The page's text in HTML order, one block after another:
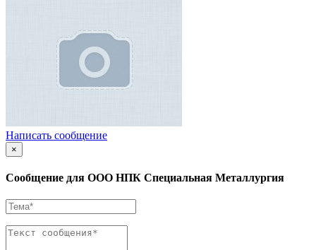
Написать сообщение
×
Сообщение для ООО НПК Специальная Металлургия